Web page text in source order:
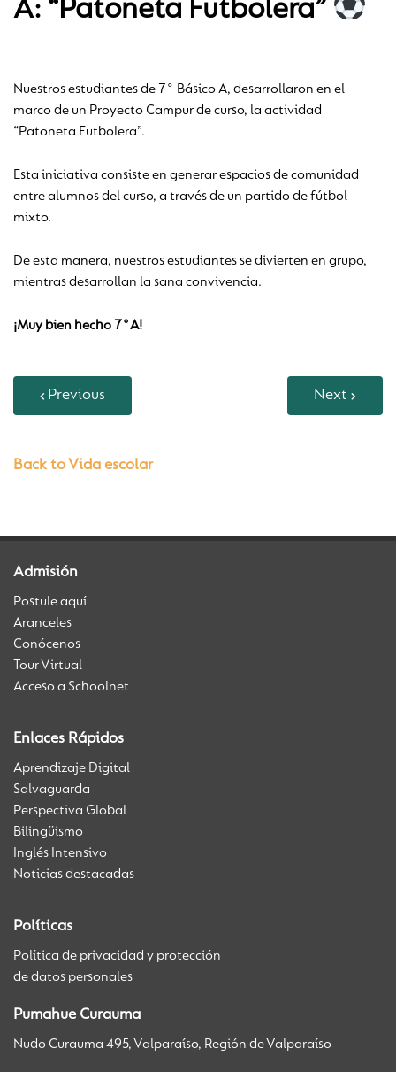
A: “Patoneta Futbolera”
Nuestros estudiantes de 7° Básico A, desarrollaron en el
marco de un Proyecto Campur de curso, la actividad
“Patoneta Futbolera”.
Esta iniciativa consiste en generar espacios de comunidad
entre alumnos del curso, a través de un partido de fútbol
mixto.
De esta manera, nuestros estudiantes se divierten en grupo,
mientras desarrollan la sana convivencia.
¡Muy bien hecho 7°A!
Previous Next
Back to Vida escolar
Admisión
Postule aquí
Aranceles
Conócenos
Tour Virtual
Acceso a Schoolnet
Enlaces Rápidos
Aprendizaje Digital
Salvaguarda
Perspectiva Global
Bilingüismo
Inglés Intensivo
Noticias destacadas
Políticas
Política de privacidad y protección
de datos personales
Pumahue Curauma
Nudo Curauma 495, Valparaíso, Región de Valparaíso